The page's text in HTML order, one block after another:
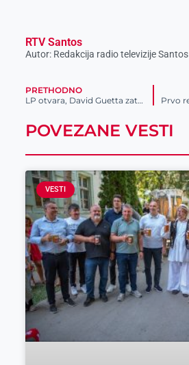
RTV Santos
Autor: Redakcija radio televizije Santos
PRETHODNO
LP otvara, David Guetta zatvara najbolji evropski festival!
POVEZANE VESTI
VESTI